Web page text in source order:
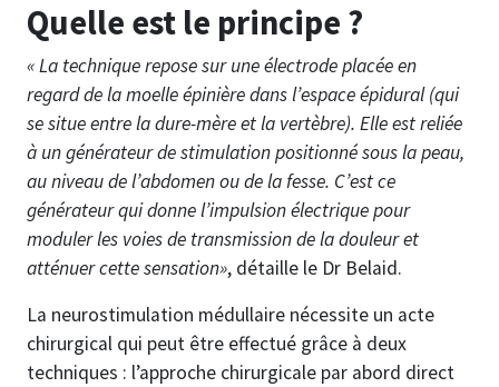
Quelle est le principe ?
« La technique repose sur une électrode placée en
regard de la moelle épinière dans l’espace épidural (qui
se situe entre la dure-mère et la vertèbre). Elle est reliée
à un générateur de stimulation positionné sous la peau,
au niveau de l’abdomen ou de la fesse. C’est ce
générateur qui donne l’impulsion électrique pour
moduler les voies de transmission de la douleur et
atténuer cette sensation», détaille le Dr Belaid.
La neurostimulation médullaire nécessite un acte
chirurgical qui peut être effectué grâce à deux
techniques : l’approche chirurgicale par abord direct